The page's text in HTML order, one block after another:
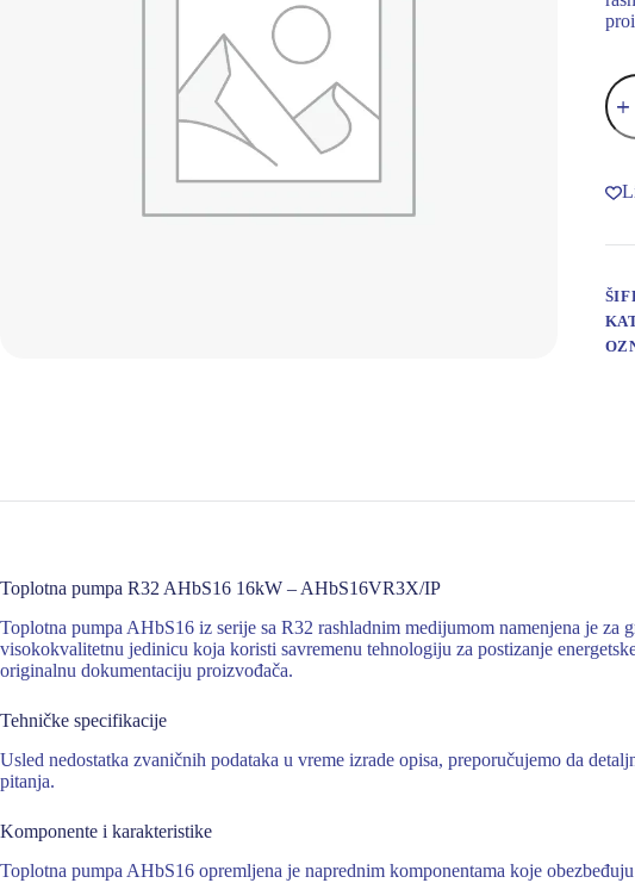
R32
Toplotna pumpa R32 AHbS16 16kW – AHbS16VR3X/IP
Toplotna pumpa AHbS16 iz serije sa R32 rashladnim medijumom namenjena je
visokokvalitetnu jedinicu koja koristi savremenu tehnologiju za postizanje
originalnu dokumentaciju proizvođača.
Tehničke specifikacije
Usled nedostatka zvaničnih podataka u vreme izrade opisa, preporučujemo da
pitanja.
Komponente i karakteristike
Toplotna pumpa AHbS16 opremljena je naprednim komponentama koje